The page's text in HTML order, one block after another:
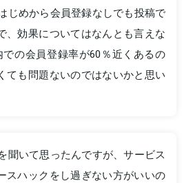
じめから会員登録なしでも投稿で
、効果についてはなんとも言えな
の会員登録率が60％近くあるの
ても問題ないのではないかと思い
聞いて思ったんですが、サービス
スハックをし過ぎない方がいいの